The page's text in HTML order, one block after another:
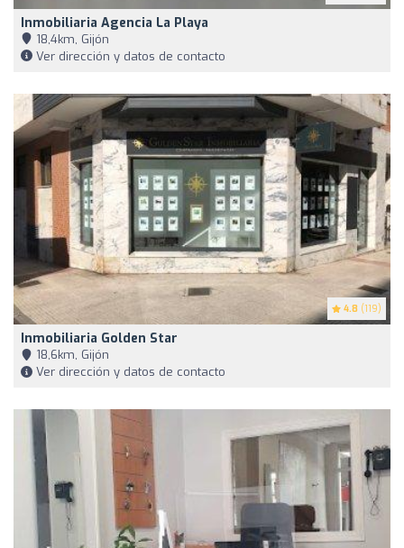
Inmobiliaria Agencia La Playa
18,4km, Gijón
Ver dirección y datos de contacto
4.8 (119)
Inmobiliaria Golden Star
18,6km, Gijón
Ver dirección y datos de contacto